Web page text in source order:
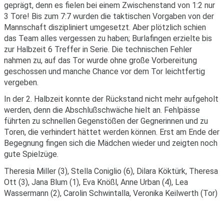
geprägt, denn es fielen bei einem Zwischenstand von 1:2 nur
3 Tore! Bis zum 7:7 wurden die taktischen Vorgaben von der
Mannschaft diszipliniert umgesetzt. Aber plötzlich schien
das Team alles vergessen zu haben; Burlafingen erzielte bis
zur Halbzeit 6 Treffer in Serie. Die technischen Fehler
nahmen zu, auf das Tor wurde ohne große Vorbereitung
geschossen und manche Chance vor dem Tor leichtfertig
vergeben.
In der 2. Halbzeit konnte der Rückstand nicht mehr aufgeholt
werden, denn die Abschlußschwäche hielt an. Fehlpässe
führten zu schnellen Gegenstößen der Gegnerinnen und zu
Toren, die verhindert hättet werden können. Erst am Ende der
Begegnung fingen sich die Mädchen wieder und zeigten noch
gute Spielzüge.
Theresia Miller (3), Stella Coniglio (6), Dilara Köktürk, Theresa
Ott (3), Jana Blum (1), Eva Knößl, Anne Urban (4), Lea
Wassermann (2), Carolin Schwintalla, Veronika Keilwerth (Tor)